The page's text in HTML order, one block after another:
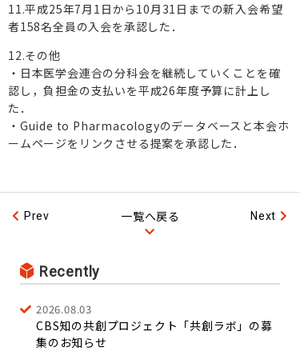
11.平成25年7月1日から10月31日までの新入会希望
者158名全員の入会を承認した．
12.その他
・日本医学会連合の分科会を継続していくことを確
認し，負担金の支払いを平成26年度予算に計上し
た．
・Guide to Pharmacologyのデータベースと本会ホ
ームページをリンクさせる提案を承認した．
Prev 一覧へ戻る Next
Recently
2026.08.03
CBS知の共創プロジェクト「共創ラボ」の募
集のお知らせ